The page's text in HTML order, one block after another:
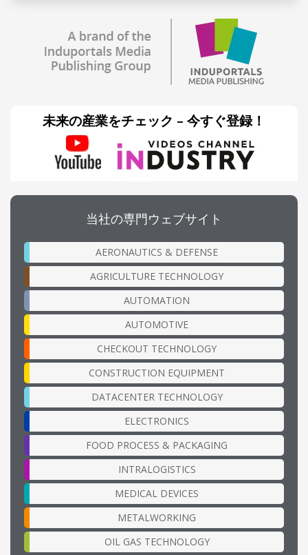
未来の産業をチェック – 今すぐ登録！
当社の専門ウェブサイト
AERONAUTICS & DEFENSE
AGRICULTURE TECHNOLOGY
AUTOMATION
AUTOMOTIVE
CHECKOUT TECHNOLOGY
CONSTRUCTION EQUIPMENT
DATACENTER TECHNOLOGY
ELECTRONICS
FOOD PROCESS & PACKAGING
INTRALOGISTICS
MEDICAL DEVICES
METALWORKING
OIL GAS TECHNOLOGY